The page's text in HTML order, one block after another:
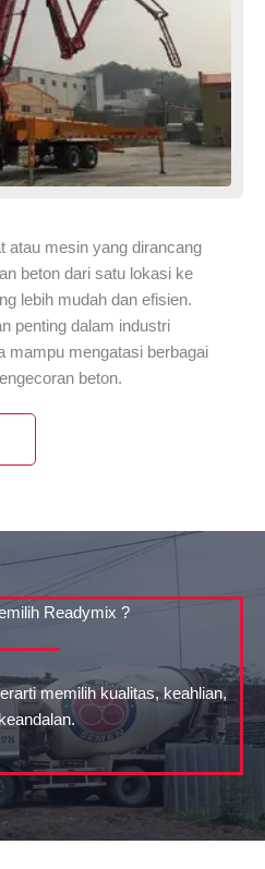
atau mesin yang dirancang
beton dari satu lokasi ke
lebih mudah dan efisien.
penting dalam industri
mampu mengatasi berbagai
beton.
Readymix ?
memilih kualitas, keahlian,